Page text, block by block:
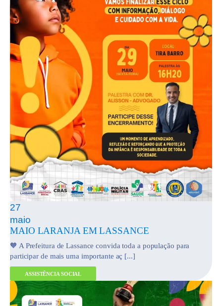
27
maio
MAIO LARANJA EM LASSANCE
🧡 A Prefeitura de Lassance convida toda a população para
participar de mais uma importante aç [...]
ASSISTÊNCIA SOCIAL